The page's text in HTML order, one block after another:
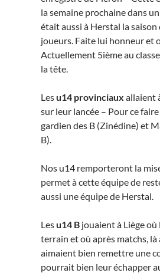
la semaine prochaine dans
était aussi à Herstal la
joueurs. Faite lui honneur et
Actuellement 5ième au
la tête.
Lesu14 provinciaux allaient
sur leur lancée – Pour ce
gardien des B (Zinédine) et
B).
Nos u14 remporteront la
permet à cette équipe de
aussi une équipe de Herstal.
Lesu14 B jouaient à Liège
terrain et où après matchs,
aimaient bien remettre une
pourrait bien leur échapper